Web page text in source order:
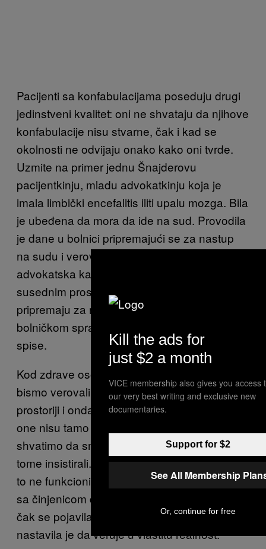
Pacijenti sa konfabulacijama poseduju drugi
jedinstveni kvalitet: oni ne shvataju da njihove
konfabulacije nisu stvarne, čak i kad se
okolnosti ne odvijaju onako kako oni tvrde.
Uzmite na primer jednu Šnajderovu
pacijentkinju, mladu advokatkinju koja je
imala limbički encefalitis iliti upalu mozga. Bila
je ubeđena da mora da ide na sud. Provodila
je dane u bolnici pripremajući se za nastup
na sudu i verovala da je bolnica njena
advokatska kancelarija. Mislila je da se u
susednim prostorijama njene kolege takođe
pripremaju za njen predmet. Tražila bi po
bolničkom spratu svoje kolege i sudske
spise.
Kod zdrave osobe, kaže mi Šnajder, kad
bismo verovali da su nam kolege u susednoj
prostoriji i onda otišli u susednu prostoriju i
one nisu tamo — to bi nam pomoglo da
shvatimo da smo pogrešili i ne bismo dalje na
tome insistirali. Ali kod ljudi sa konfabulacijom
to ne funkcioniše tako. Čak i kad se suočila
sa činjenicom da nije našla kolege, dosijee ili
čak se pojavila na sudu, ova pacijentkinja
nastavila je da veruje u vlastitu realnost.
Kill the ads for
just $2 a month
VICE membership also gives you access
our very best writing and exclusive new
documentaries.
Support for $2
See All Membership
Or, continue for free